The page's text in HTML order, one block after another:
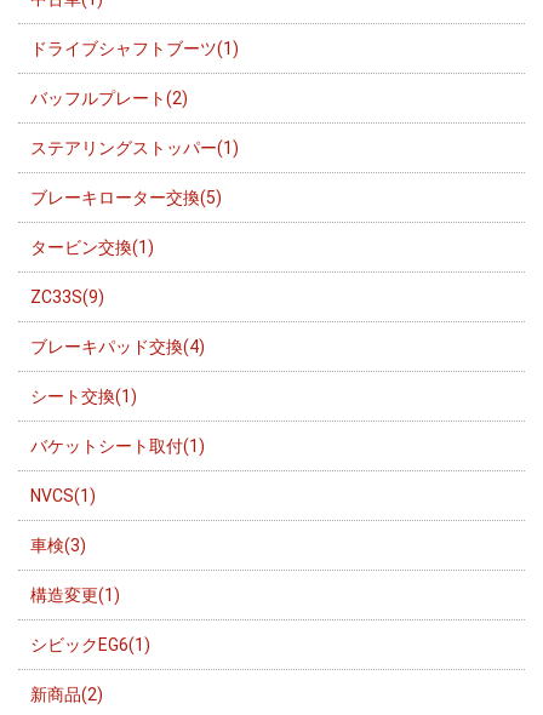
ドライブシャフトブーツ(1)
バッフルプレート(2)
ステアリングストッパー(1)
ブレーキローター交換(5)
タービン交換(1)
ZC33S(9)
ブレーキパッド交換(4)
シート交換(1)
バケットシート取付(1)
NVCS(1)
車検(3)
構造変更(1)
シビックEG6(1)
新商品(2)